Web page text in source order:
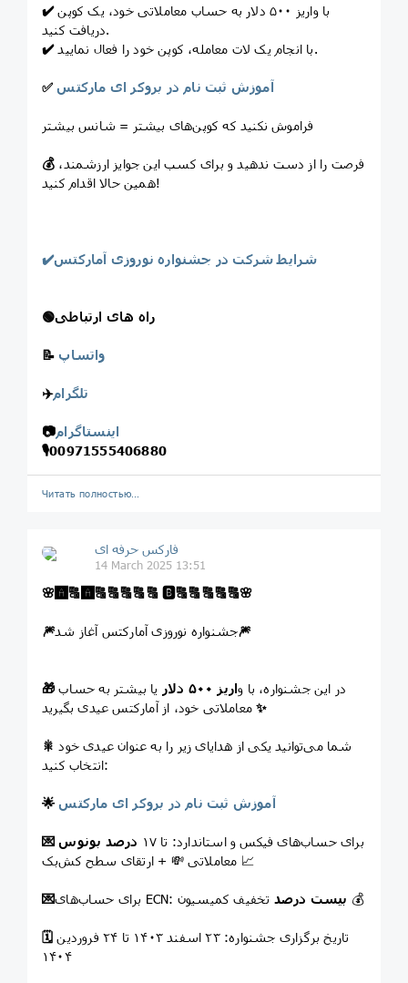
✔️با واریز ۵۰۰ دلار به حساب معاملاتی خود، یک کوپن
دریافت کنید.
✔️
با انجام یک لات معامله، کوپن خود را فعال نمایید.
✅ آموزش ثبت نام در بروکر ای مارکتس
فراموش نکنید که کوپن‌های بیشتر = شانس بیشتر
💰
همین حالا اقدام کنید!
✔️شرایط شرکت در جشنواره نوروزی آمارکتس
🟢راه های ارتباطی
📝 واتساپ
✈️تلگرام
📷اینستاگرام
🎙00971555406880
Читать полностью…
فارکس حرفه ای
14 March 2025 13:51
🌸 🅰️ 🔠 🅰️ 🔠🔠🔠🔠🔠 🅱️🔠🔠🔠🔠🔠🌸
🎆جشنواره نوروزی آمارکتس آغاز شد🎆
🎁 در این جشنواره، با واریز ۵۰۰ دلار
یا بیشتر به حساب
معاملاتی خود، از آمارکتس عیدی بگیرید✨
🎇
انتخاب کنید:
🌟 آموزش ثبت نام در بروکر ای مارکتس
💌 برای حساب‌های فیکس و استاندارد: تا ۱۷
درصد بونوس
معاملاتی 💸 + ارتقای سطح کش‌بک 📈
💌 برای حساب‌های ECN: بیست درصد تخفیف کمیسیون 💰
🗓 تاریخ برگزاری جشنواره: ۲۳ اسفند ۱۴۰۳ تا ۲۴ فروردین
۱۴۰۴